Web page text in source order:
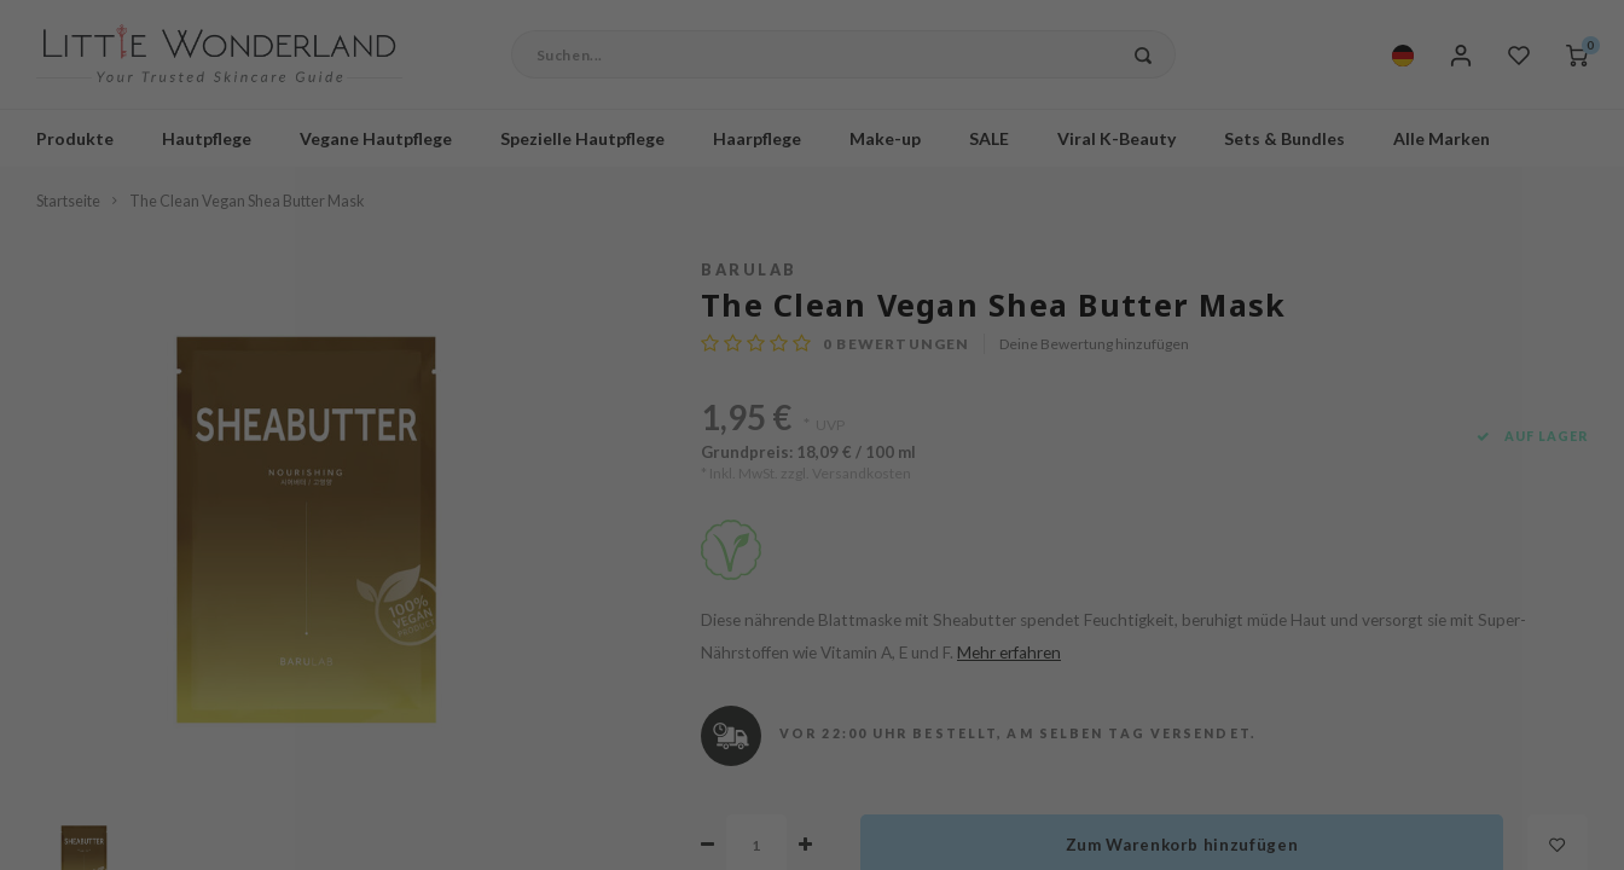
0
Produkte Hautpflege Vegane Hautpflege Spezielle Hautpflege Haarpflege Make-up SALE Viral K-Beauty Sets & Bundles Alle Marken
Startseite The Clean Vegan Shea Butter Mask
BARULAB
The Clean Vegan Shea Butter Mask
0 BEWERTUNGEN Deine Bewertung hinzufügen
1,95 €
Grundpreis: 18,09 € / 100 ml
AUF LAGER
Diese nährende Blattmaske mit Sheabutter spendet Feuchtigkeit, beruhigt müde Haut und versorgt sie mit Super-
Nährstoffen wie Vitamin A, E und F. Mehr erfahren
VOR 22:00 UHR BESTELLT, AM SELBEN TAG VERSENDET.
Zum Warenkorb hinzufügen